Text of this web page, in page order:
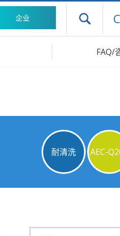
企业 打开
FAQ/
耐清洗 AEC-